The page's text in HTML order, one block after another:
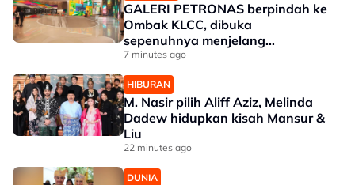
GALERI PETRONAS berpindah ke
Ombak KLCC, dibuka
sepenuhnya menjelang
penghujung 2027
7 minutes ago
HIBURAN
M. Nasir pilih Aliff Aziz, Melinda
Dadew hidupkan kisah Mansur &
Liu
22 minutes ago
DUNIA